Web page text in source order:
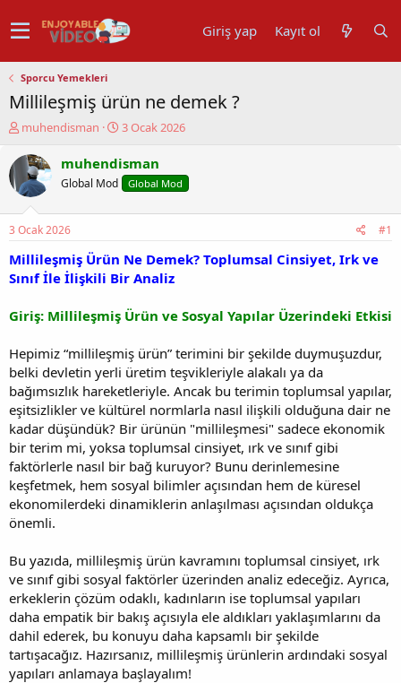
Giriş yap Kayıt ol
Sporcu Yemekleri
Millileşmiş ürün ne demek ?
K
n
u
y
b
a
ş
a
a
muhendisman
B
ş
l
a
ç
t
a
i
3 Ocak 2026
muhendisman
Global Mod Global Mod
3 Ocak 2026 #1
Millileşmiş Ürün Ne Demek? Toplumsal Cinsiyet, Irk ve
Sınıf İle İlişkili Bir Analiz
Giriş: Millileşmiş Ürün ve Sosyal Yapılar Üzerindeki Etkisi
Hepimiz “millileşmiş ürün” terimini bir şekilde duymuşuzdur,
belki devletin yerli üretim teşvikleriyle alakalı ya da
bağımsızlık hareketleriyle. Ancak bu terimin toplumsal yapılar,
eşitsizlikler ve kültürel normlarla nasıl ilişkili olduğuna dair ne
kadar düşündük? Bir ürünün "millileşmesi" sadece ekonomik
bir terim mi, yoksa toplumsal cinsiyet, ırk ve sınıf gibi
faktörlerle nasıl bir bağ kuruyor? Bunu derinlemesine
keşfetmek, hem sosyal bilimler açısından hem de küresel
ekonomilerdeki dinamiklerin anlaşılması açısından oldukça
önemli.
Bu yazıda, millileşmiş ürün kavramını toplumsal cinsiyet, ırk
ve sınıf gibi sosyal faktörler üzerinden analiz edeceğiz. Ayrıca,
erkeklerin çözüm odaklı, kadınların ise toplumsal yapıları
daha empatik bir bakış açısıyla ele aldıkları yaklaşımlarını da
dahil ederek, bu konuyu daha kapsamlı bir şekilde
tartışacağız. Hazırsanız, millileşmiş ürünlerin ardındaki sosyal
yapıları anlamaya başlayalım!